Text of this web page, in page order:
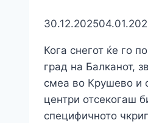
30.12.2025
Кога снегот ќе го
град на Балканот,
смеа во Крушево и
центри отсекогаш
специфичното